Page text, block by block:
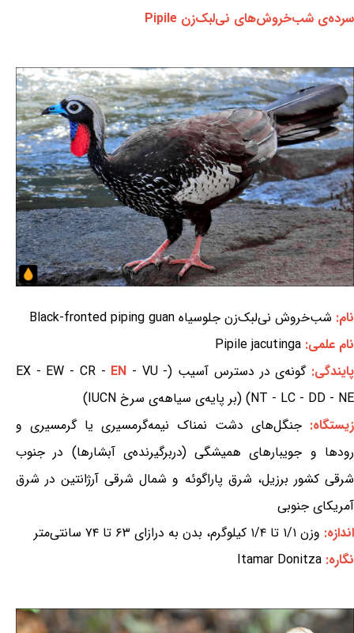
سرده‌ی شب‌خروش‌های نی‌لبک‌زن Pipile
نام: شب‌خروش نی‌لبک‌زن جلوسیاه Black-fronted piping guan
نام علمی: Pipile jacutinga
پایندگی:گونه‌ی در دسترس آسیب (EX - EW - CR - EN - VU -
NT - LC - DD - NE) (بر پایه‌ی سیاهه‌ی سرخ IUCN)
زیستگاه: جنگل‌های دشت نمناک نیمه‌گرمسیری یا گرمسیری و
رودها و جویبارهای همیشگی (دربرگیرنده‌ی آبشارها) در جنوب
شرقی کشور برزیل، شرق پاراگوئه و شمال شرقی آرژانتین در شرق
آمریکای جنوبی
اندازه: وزن ۱/۱ تا ۱/۴ کیلوگرم، بدن به درازای ۶۳ تا ۷۴ سانتی‌متر
نگاره: Itamar Donitza